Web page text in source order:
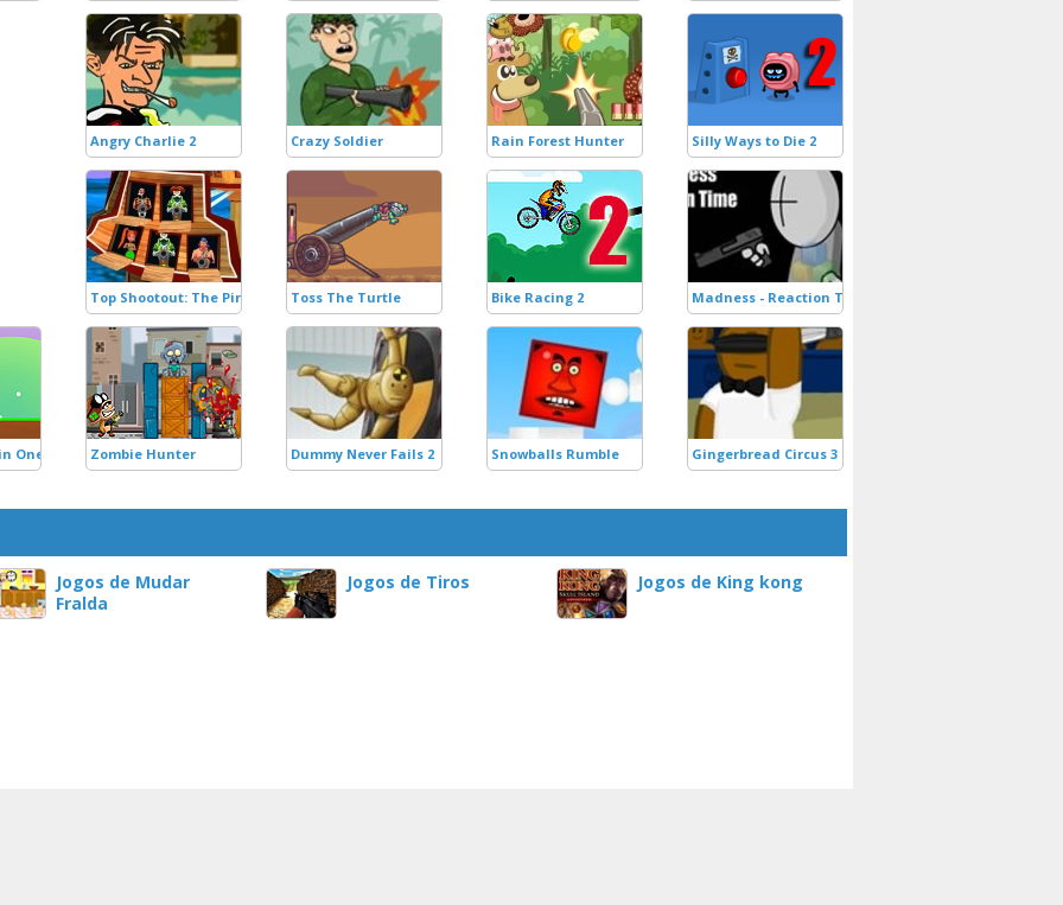
Angry Charlie 2 Crazy Soldier Rain Forest Hunter Silly Ways to Die 2
Top Shootout: The Pirate ShipToss The Turtle Bike Racing 2 Madness - Reaction Time
One Club Zombie Hunter Dummy Never Fails 2 Snowballs Rumble Gingerbread Circus 3
Jogos de Mudar
Fralda
Jogos de Tiros Jogos de King kong